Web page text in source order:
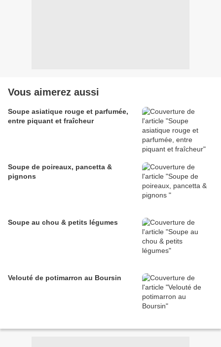
Vous aimerez aussi
Soupe asiatique rouge et parfumée,
entre piquant et fraîcheur
Soupe de poireaux, pancetta &
pignons
Soupe au chou & petits légumes
Velouté de potimarron au Boursin